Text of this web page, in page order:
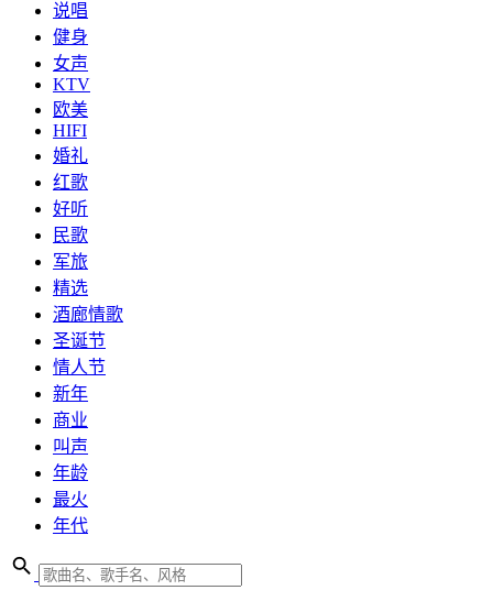
说唱
健身
女声
KTV
欧美
HIFI
婚礼
红歌
好听
民歌
军旅
精选
酒廊情歌
圣诞节
情人节
新年
商业
叫声
年龄
最火
年代